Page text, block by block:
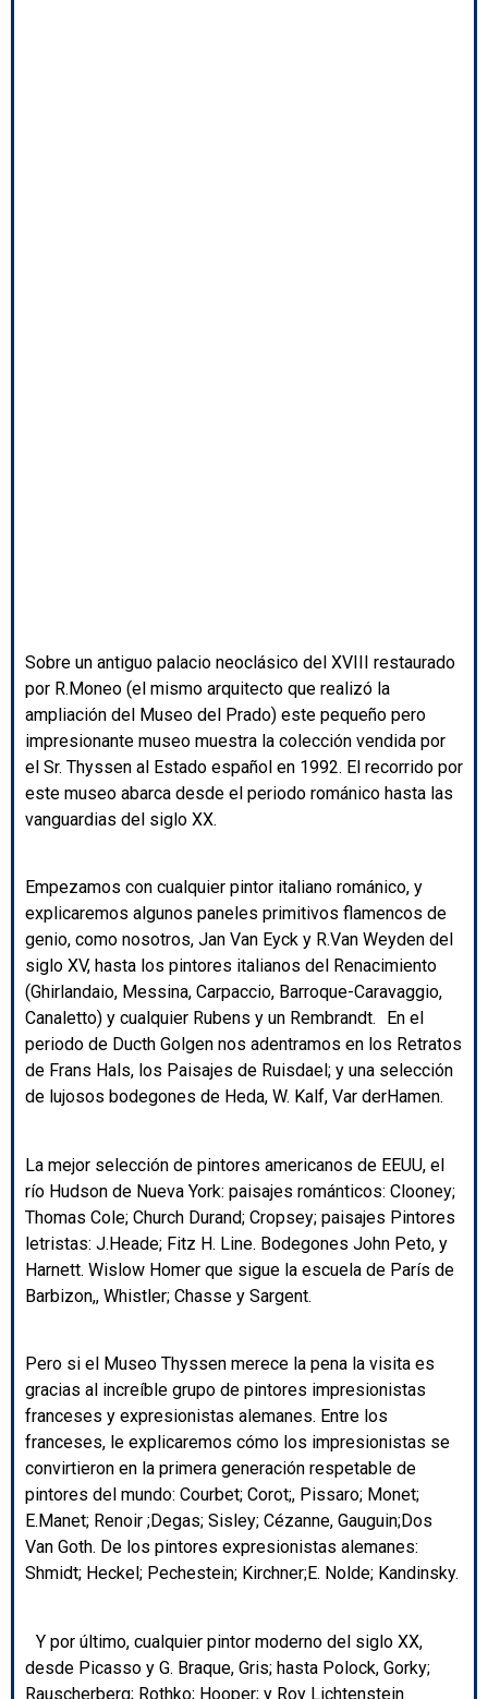
Sobre un antiguo palacio neoclásico del XVIII restaurado
por R.Moneo (el mismo arquitecto que realizó la
ampliación del Museo del Prado) este pequeño pero
impresionante museo muestra la colección vendida por
el Sr. Thyssen al Estado español en 1992. El recorrido por
este museo abarca desde el periodo románico hasta las
vanguardias del siglo XX.
Empezamos con cualquier pintor italiano románico, y
explicaremos algunos paneles primitivos flamencos de
genio, como nosotros, Jan Van Eyck y R.Van Weyden del
siglo XV, hasta los pintores italianos del Renacimiento
(Ghirlandaio, Messina, Carpaccio, Barroque-Caravaggio,
Canaletto) y cualquier Rubens y un Rembrandt. En el
periodo de Ducth Golgen nos adentramos en los Retratos
de Frans Hals, los Paisajes de Ruisdael; y una selección
de lujosos bodegones de Heda, W. Kalf, Var derHamen.
La mejor selección de pintores americanos de EEUU, el
río Hudson de Nueva York: paisajes románticos: Clooney;
Thomas Cole; Church Durand; Cropsey; paisajes Pintores
letristas: J.Heade; Fitz H. Line. Bodegones John Peto, y
Harnett. Wislow Homer que sigue la escuela de París de
Barbizon,, Whistler; Chasse y Sargent.
Pero si el Museo Thyssen merece la pena la visita es
gracias al increíble grupo de pintores impresionistas
franceses y expresionistas alemanes. Entre los
franceses, le explicaremos cómo los impresionistas se
convirtieron en la primera generación respetable de
pintores del mundo: Courbet; Corot;, Pissaro; Monet;
E.Manet; Renoir ;Degas; Sisley; Cézanne, Gauguin;Dos
Van Goth. De los pintores expresionistas alemanes:
Shmidt; Heckel; Pechestein; Kirchner;E. Nolde; Kandinsky.
Y por último, cualquier pintor moderno del siglo XX,
desde Picasso y G. Braque, Gris; hasta Polock, Gorky;
Rauscherberg; Rothko; Hooper; y Roy Lichtenstein.